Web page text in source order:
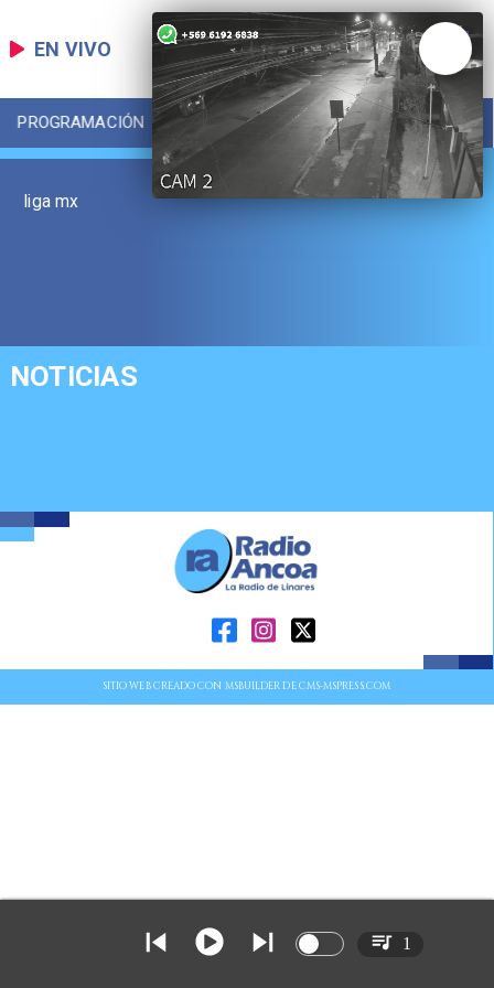
EN VIVO
PROGRAMACIÓN LOCAL DEPORTES
liga mx
NOTICIAS
SITIO WEB CREADO CON MSBUILDER DE CMS-MSPRESS.COM
1